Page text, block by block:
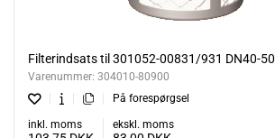
Filterindsats til 301052-00831/931 DN40-50
Varenummer: 304010-80900
På forespørgsel
inkl. moms ekskl. moms